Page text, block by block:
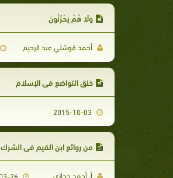
وَلَا هُمْ يَحْزَنُونَ
أحمد قوشتي عبد الرحيم
خلق التواضع في الإسلام
2015-10-03
من روائع ابن القيم في الشرك
أ. أحمد حجازي